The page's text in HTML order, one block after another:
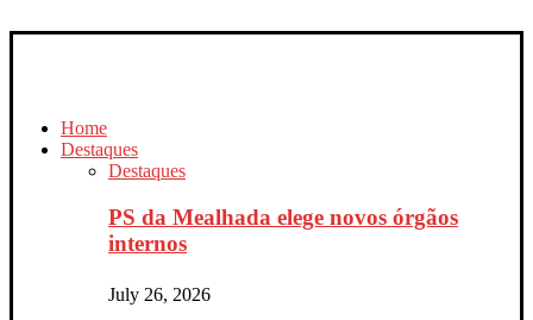
Home
Destaques
Destaques
PS da Mealhada elege novos órgãos
internos
July 26, 2026